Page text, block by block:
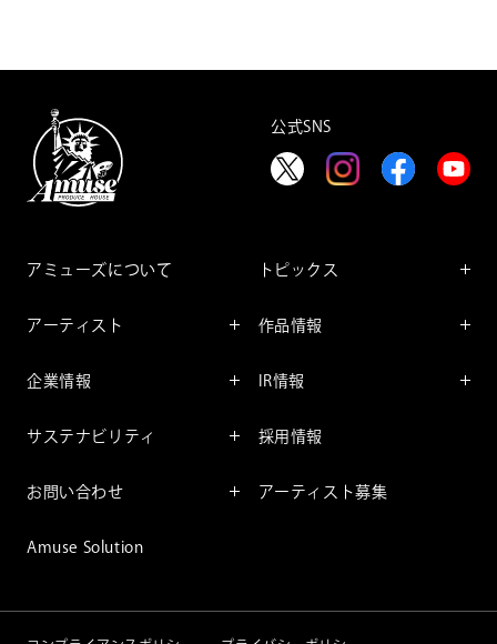
公式SNS
アミューズについて
アーティスト
企業情報
企業理念
サステナビリティ
アミューズのサステナビリテ
重要課題
お問い合わせ
Amuse Solution
トピックス
レポート
作品情報
コミック
IR情報
IRマネージメント
採用情報
アーティスト募集